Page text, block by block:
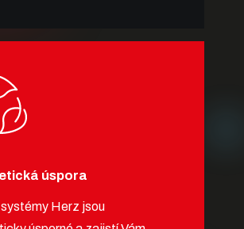
úspora
Herz jsou